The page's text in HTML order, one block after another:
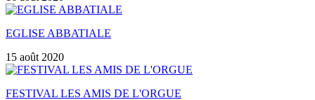
EGLISE ABBATIALE
15 août 2020
FESTIVAL LES AMIS DE L'ORGUE